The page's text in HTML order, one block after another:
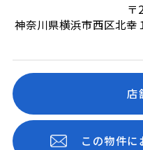
〒
神奈川県横浜市西区北幸
店
この物件に